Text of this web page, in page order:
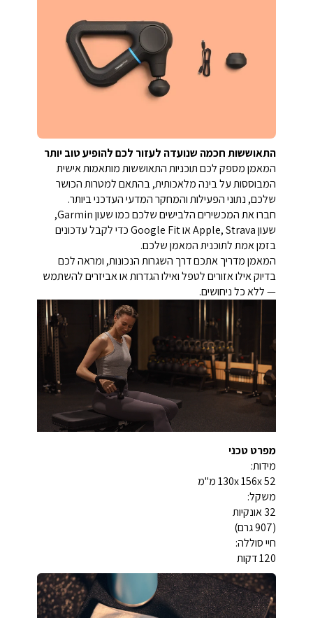
התאוששות חכמה שנועדה לעזור לכם להופיע טוב יותר
המאמן מספק לכם תוכניות התאוששות מותאמות אישית
המבוססות על בינה מלאכותית, בהתאם למטרות הכושר
שלכם, נתוני הפעילות והמחקר המדעי העדכני ביותר.
חברו את המכשירים הלבישים שלכם כמו שעון Garmin,
שעון Apple, Strava או Google Fit כדי לקבל עדכונים
בזמן אמת לתוכנית המאמן שלכם.
המאמן מדריך אתכם דרך השגרות הנכונות, ומראה לכם
בדיוק אילו אזורים לטפל ואילו הגדרות או אביזרים להשתמש
— ללא כל ניחושים.
מפרט טכני
מידות:
130x 156x 52 מ"מ
משקל:
32 אונקיות
(907 גרם)
חיי סוללה:
120 דקות